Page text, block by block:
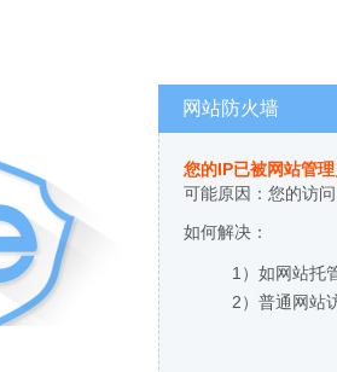
网站防火墙
您的IP已被网站管
可能原因：您的访
如何解决：
1）如网站托
2）普通网站